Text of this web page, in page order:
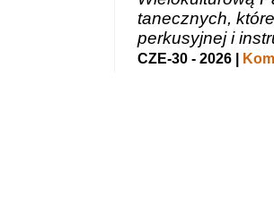
tanecznych,
perkusyjnej i
CZE-30 - 2026 |